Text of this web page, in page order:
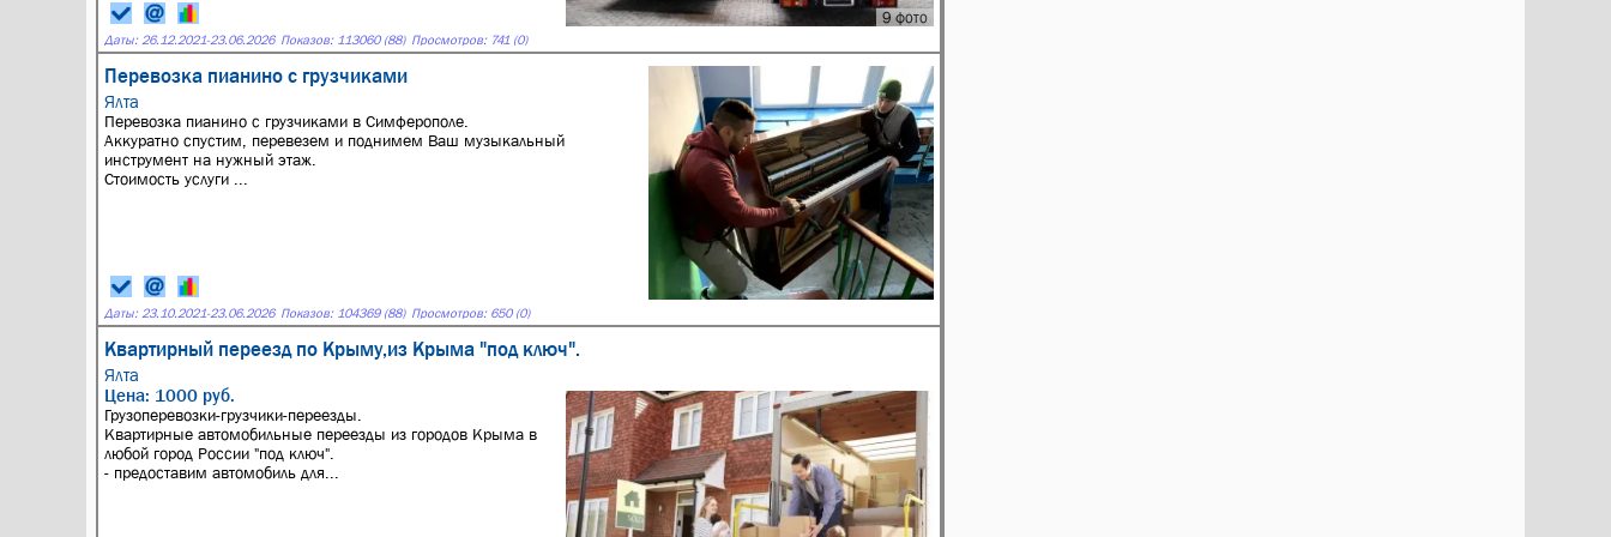
9 фото
Даты: 26.12.2021-23.06.2026 Показов: 113060 (88) Просмотров: 741 (0)
Перевозка пианино с грузчиками
Ялта
Перевозка пианино с грузчиками в Симферополе.
Аккуратно спустим, перевезем и поднимем Ваш музыкальный
инструмент на нужный этаж.
Стоимость услуги ...
Даты: 23.10.2021-23.06.2026 Показов: 104369 (88) Просмотров: 650 (0)
Квартирный переезд по Крыму,из Крыма "под ключ".
Ялта
Цена: 1000 руб.
Грузоперевозки-грузчики-переезды.
Квартирные автомобильные переезды из городов Крыма в
любой город России "под ключ".
- предоставим автомобиль для...